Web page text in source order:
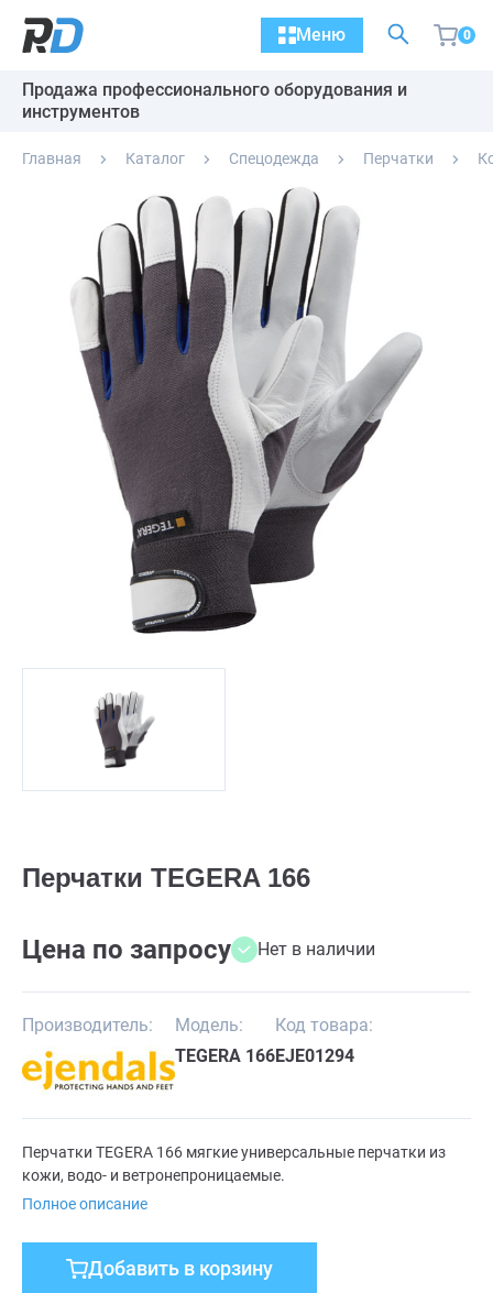
Меню 0
Продажа профессионального оборудования и
инструментов
Главная Каталог Спецодежда Перчатки
Перчатки TEGERA 166
Цена по запросу Нет в наличии
Производитель:
Модель:
TEGERA 166
Код товара:
EJE01294
Перчатки TEGERA 166 мягкие универсальные перчатки из
кожи, водо- и ветронепроницаемые.
Полное описание
Добавить в корзину